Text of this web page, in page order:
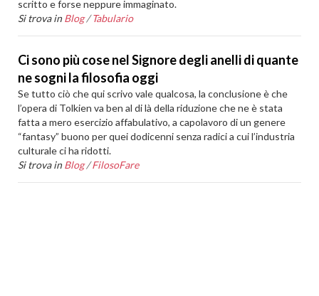
scritto e forse neppure immaginato.
Si trova in Blog /Tabulario
Ci sono più cose nel Signore degli anelli di quante
ne sogni la filosofia oggi
Se tutto ciò che qui scrivo vale qualcosa, la conclusione è che
l’opera di Tolkien va ben al di là della riduzione che ne è stata
fatta a mero esercizio affabulativo, a capolavoro di un genere
“fantasy” buono per quei dodicenni senza radici a cui l’industria
culturale ci ha ridotti.
Si trova in Blog /FilosoFare